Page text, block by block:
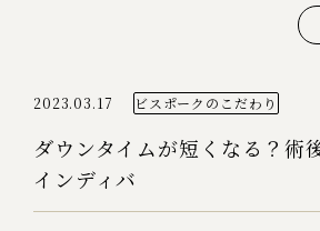
2023.03.17 ビスポークのこだわり
ダウンタイムが短くなる？術
インディバ